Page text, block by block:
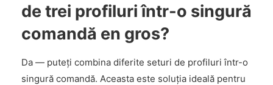
de trei profiluri într-o singură
comandă en gros?
Da — puteți combina diferite seturi de profiluri într-o
singură comandă. Aceasta este soluția ideală pentru